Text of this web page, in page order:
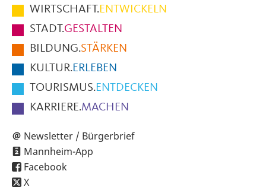
im
Fußbereich
der
Seite
WIRTSCHAFT.ENTWICKELN
STADT.GESTALTEN
BILDUNG.STÄRKEN
KULTUR.ERLEBEN
TOURISMUS.ENTDECKEN
KARRIERE.MACHEN
Newsletter / Bürgerbrief
Mannheim-App
Facebook
X